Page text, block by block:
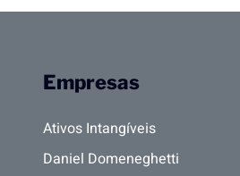
Empresas
Ativos Intangíveis
Daniel Domeneghetti